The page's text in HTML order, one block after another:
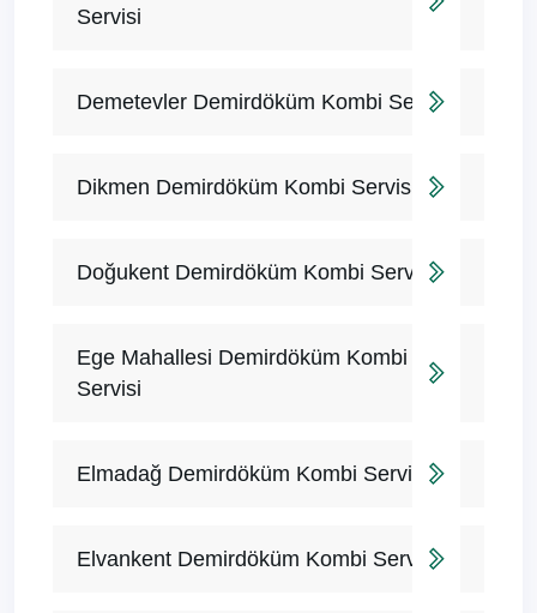
Servisi
Demetevler Demirdöküm Kombi Servisi
Dikmen Demirdöküm Kombi Servisi
Doğukent Demirdöküm Kombi Servisi
Ege Mahallesi Demirdöküm Kombi
Servisi
Elmadağ Demirdöküm Kombi Servisi
Elvankent Demirdöküm Kombi Servisi